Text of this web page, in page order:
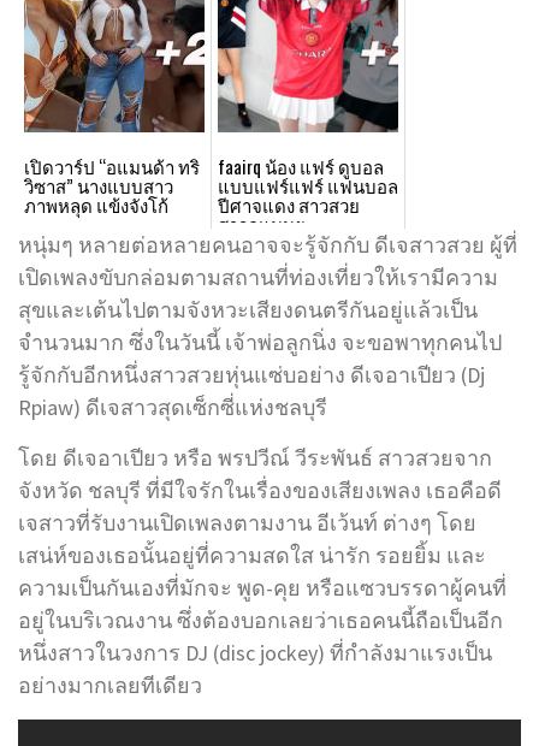
เปิดวาร์ป “อแมนด้า ทริ
วิซาส” นางแบบสาว
ภาพหลุด แข้งจังโก้
faairq น้อง แฟร์ ดูบอล
แบบแฟร์แฟร์ แฟนบอล
ปีศาจแดง สาวสวย
สาวกแมนยู
หนุ่มๆ หลายต่อหลายคนอาจจะรู้จักกับ ดีเจสาวสวย ผู้ที่
เปิดเพลงขับกล่อมตามสถานที่ท่องเที่ยวให้เรามีความ
สุขและเต้นไปตามจังหวะเสียงดนตรีกันอยู่แล้วเป็น
จำนวนมาก ซึ่งในวันนี้ เจ้าพ่อลูกนิ่ง จะขอพาทุกคนไป
รู้จักกับอีกหนึ่งสาวสวยหุ่นแซ่บอย่าง ดีเจอาเปียว (Dj
Rpiaw) ดีเจสาวสุดเซ็กซี่แห่งชลบุรี
โดย ดีเจอาเปียว หรือ พรปวีณ์ วีระพันธ์ สาวสวยจาก
จังหวัด ชลบุรี ที่มีใจรักในเรื่องของเสียงเพลง เธอคือดี
เจสาวที่รับงานเปิดเพลงตามงาน อีเว้นท์ ต่างๆ โดย
เสน่ห์ของเธอนั้นอยู่ที่ความสดใส น่ารัก รอยยิ้ม และ
ความเป็นกันเองที่มักจะ พูด-คุย หรือแซวบรรดาผู้คนที่
อยู่ในบริเวณงาน ซึ่งต้องบอกเลยว่าเธอคนนี้ถือเป็นอีก
หนึ่งสาวในวงการ DJ (disc jockey) ที่กำลังมาแรงเป็น
อย่างมากเลยทีเดียว